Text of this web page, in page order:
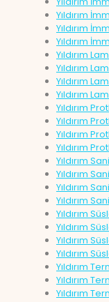
Yıldırım
Yıldırım
Yıldırım
Yıldırım
Yıldırım
Yıldırım
Yıldırım
Yıldırım
Yıldırım
Yıldırım
Yıldırım
Yıldırım
Yıldırım
Yıldırım
Yıldırım
Yıldırım
Yıldırım
Yıldırım
Yıldırım
Yıldırım
Yıldırım
Yıldırım